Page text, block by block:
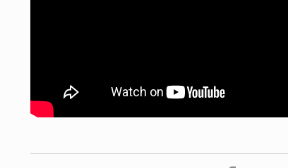
HAGEBA BOYS 2026 あの時のあの写真